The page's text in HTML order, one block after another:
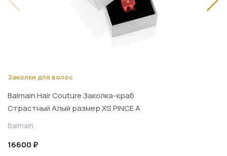
Заколки для волос
Balmain Hair Couture Заколка-краб
Страстный Алый размер XS PINCE A
CHEVEUX EXTRA SMALL
Balmain
16600 ₽